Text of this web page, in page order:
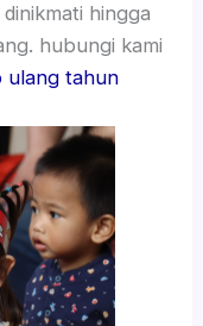
hingga
hubungi kami
ulang tahun